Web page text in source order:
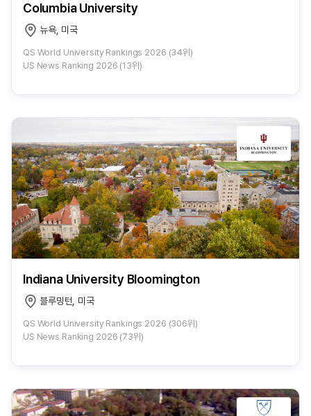
Columbia University
뉴욕, 미국
QS World University Rankings 2026 (34위)
US News Ranking 2026 (13위)
Indiana University Bloomington
블루밍턴, 미국
QS World University Rankings 2026 (306위)
US News Ranking 2026 (73위)